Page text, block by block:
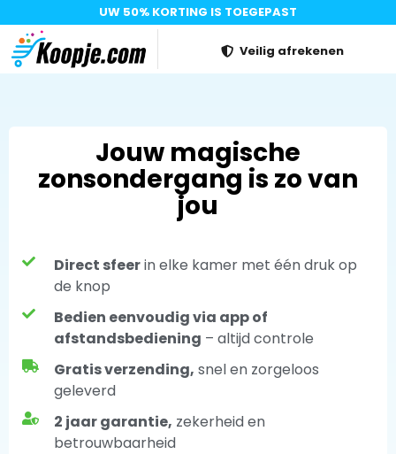
UW 50% KORTING IS TOEGEPAST
Veilig afrekenen
Jouw magische
zonsondergang is zo van
jou
Direct sfeerin elke kamer met één druk op
de knop
Bedien eenvoudig via app of
afstandsbediening – altijd controle
Gratis verzending, snel en zorgeloos
geleverd
2 jaar garantie, zekerheid en
betrouwbaarheid